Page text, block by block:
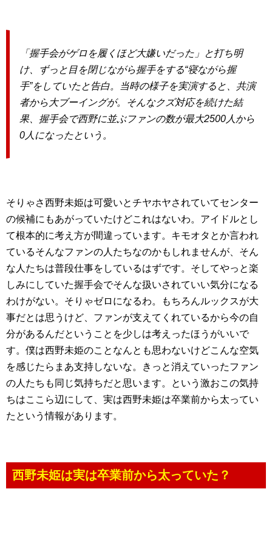
「握手会がゲロを履くほど大嫌いだった」と打ち明
け、ずっと目を閉じながら握手をする“寝ながら握
手”をしていたと告白。当時の様子を実演すると、共演
者から大ブーイングが。そんなクズ対応を続けた結
果、握手会で西野に並ぶファンの数が最大2500人から
0人になったという。
そりゃさ西野未姫は可愛いとチヤホヤされていてセンター
の候補にもあがっていたけどこれはないわ。アイドルとし
て根本的に考え方が間違っています。キモオタとか言われ
ているそんなファンの人たちなのかもしれませんが、そん
な人たちは普段仕事をしているはずです。そしてやっと楽
しみにしていた握手会でそんな扱いされていい気分になる
わけがない。そりゃゼロになるわ。もちろんルックスが大
事だとは思うけど、ファンが支えてくれているから今の自
分があるんだということを少しは考えったほうがいいで
す。僕は西野未姫のことなんとも思わないけどこんな空気
を感じたらまあ支持しないな。きっと消えていったファン
の人たちも同じ気持ちだと思います。という激おこの気持
ちはここら辺にして、実は西野未姫は卒業前から太ってい
たという情報があります。
西野未姫は実は卒業前から太っていた？